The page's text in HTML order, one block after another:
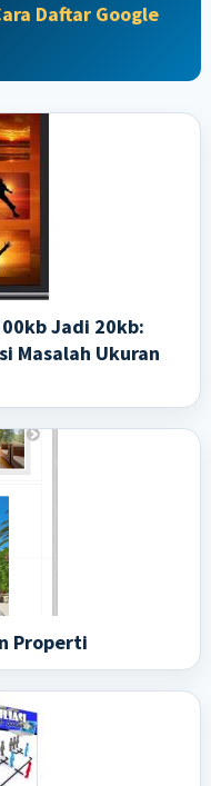
Daftar Google
Jadi 20kb:
Masalah Ukuran
Properti